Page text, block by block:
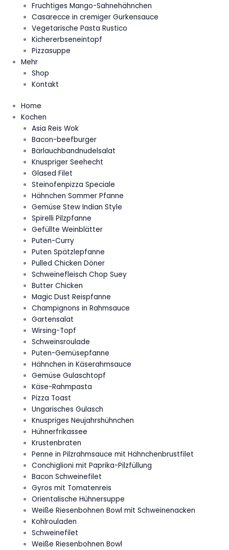
Fruchtiges Mango-Sahnehähnchen
Casarecce in cremiger Gurkensauce
Vegetarische Pasta Rustico
Kichererbseneintopf
Pizzasuppe
Mehr
Shop
Kontakt
Home
Kochen
Asia Reis Wok
Bacon-beefburger
Bärlauchbandnudelsalat
Knuspriger Seehecht
Glased Filet
Steinofenpizza Speciale
Hähnchen Sommer Pfanne
Gemüse Stew Indian Style
Spirelli Pilzpfanne
Gefüllte Weinblätter
Puten-Curry
Puten Spätzlepfanne
Pulled Chicken Döner
Schweinefleisch Chop Suey
Butter Chicken
Magic Dust Reispfanne
Champignons in Rahmsauce
Gartensalat
Wirsing-Topf
Schweinsroulade
Puten-Gemüsepfanne
Hähnchen in Käserahmsauce
Gemüse Gulaschtopf
Käse-Rahmpasta
Pizza Toast
Ungarisches Gulasch
Knuspriges Neujahrshühnchen
Hühnerfrikassee
Krustenbraten
Penne in Pilzrahmsauce mit Hähnchenbrustfilet
Conchiglioni mit Paprika-Pilzfüllung
Bacon Schweinefilet
Gyros mit Tomatenreis
Orientalische Hühnersuppe
Weiße Riesenbohnen Bowl mit Schweinenacken
Kohlrouladen
Schweinefilet
Weiße Riesenbohnen Bowl